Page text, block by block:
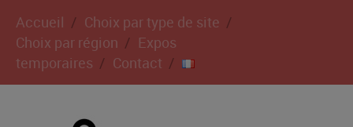
Accueil
Choix par type de site
Choix par région
Expos
temporaires
Contact